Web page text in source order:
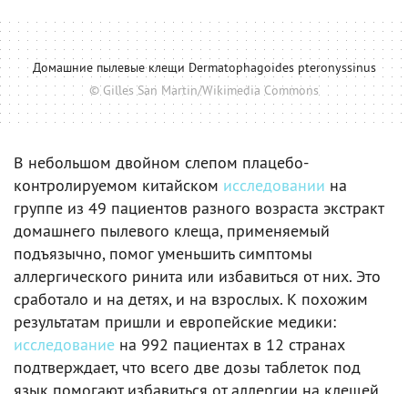
Домашние пылевые клещи Dermatophagoides pteronyssinus
© Gilles San Martin/Wikimedia Commons
В небольшом двойном слепом плацебо-
контролируемом китайском исследовании на
группе из 49 пациентов разного возраста экстракт
домашнего пылевого клеща, применяемый
подъязычно, помог уменьшить симптомы
аллергического ринита или избавиться от них. Это
сработало и на детях, и на взрослых. К похожим
результатам пришли и европейские медики:
исследование на 992 пациентах в 12 странах
подтверждает, что всего две дозы таблеток под
язык помогают избавиться от аллергии на клещей